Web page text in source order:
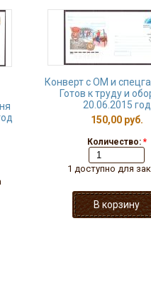
Конверт с ОМ и
Готов к труду и
20.06.2015 год
150,00 руб.
Количество: *
1 доступно для